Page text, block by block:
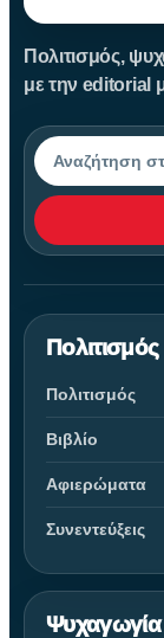
Πολιτισμός,
με την editorial
Αναζήτηση
Πολιτισμός
Πολιτισμός
Βιβλίο
Αφιερώματα
Συνεντεύξεις
Ψυχαγωγία